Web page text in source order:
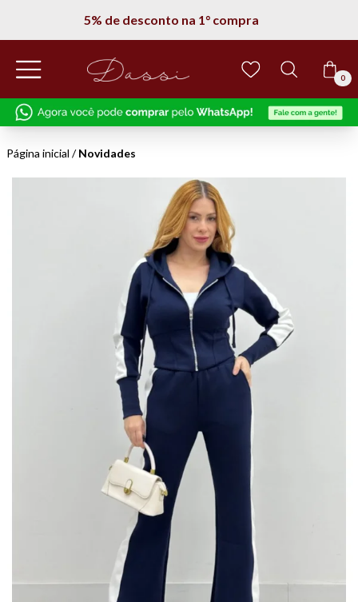
5% de desconto na 1° compra
0
Página inicial /Novidades